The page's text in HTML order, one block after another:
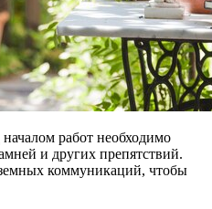
работ необходимо
и других препятствий.
коммуникаций, чтобы